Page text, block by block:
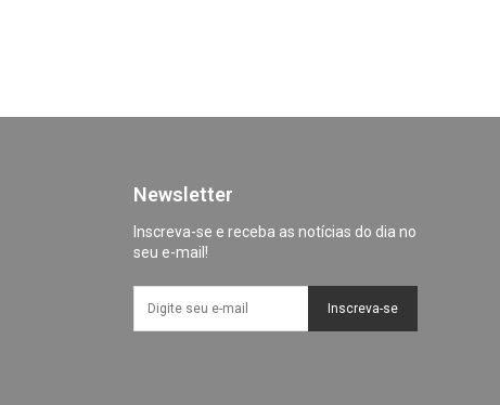
Newsletter
Inscreva-se e receba as notícias do dia no
seu e-mail!
Inscreva-se